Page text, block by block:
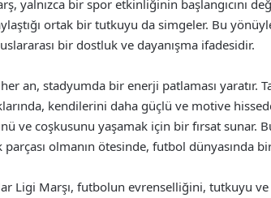
yalnızca bir spor etkinliğinin başlangıcını
ortak bir tutkuyu da simgeler. Bu
bir dostluk ve dayanışma ifadesidir.
her an, stadyumda bir enerji patlaması
kendilerini daha güçlü ve motive
ve coşkusunu yaşamak için bir fırsat sunar.
olmanın ötesinde, futbol dünyasında
Ligi Marşı, futbolun evrenselliğini, tutkuyu